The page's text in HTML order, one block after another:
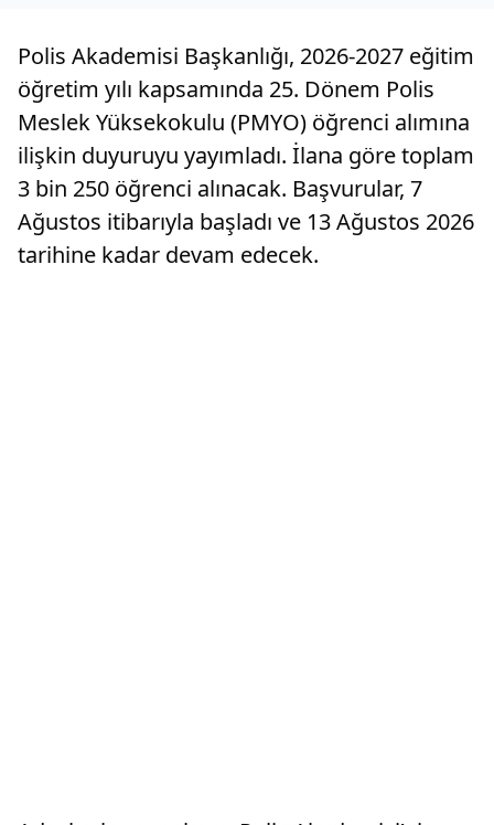
Polis Akademisi Başkanlığı, 2026-2027 eğitim
öğretim yılı kapsamında 25. Dönem Polis
Meslek Yüksekokulu (PMYO) öğrenci alımına
ilişkin duyuruyu yayımladı. İlana göre toplam
3 bin 250 öğrenci alınacak. Başvurular, 7
Ağustos itibarıyla başladı ve 13 Ağustos 2026
tarihine kadar devam edecek.